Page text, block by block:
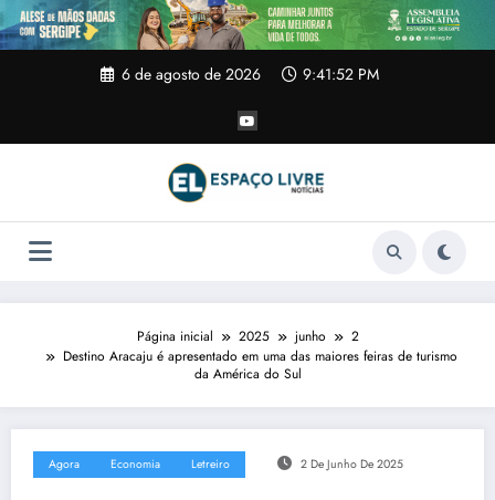
Pular
para
o
6 de agosto de 2026 9:41:53 PM
Página inicial 2025 junho
2
Destino Aracaju é apresentado em uma das maiores feiras de turismo
da América do Sul
Agora Economia Letreiro 2 De Junho De 2025